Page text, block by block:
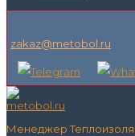
zakaz@metobol.ru
Менеджер